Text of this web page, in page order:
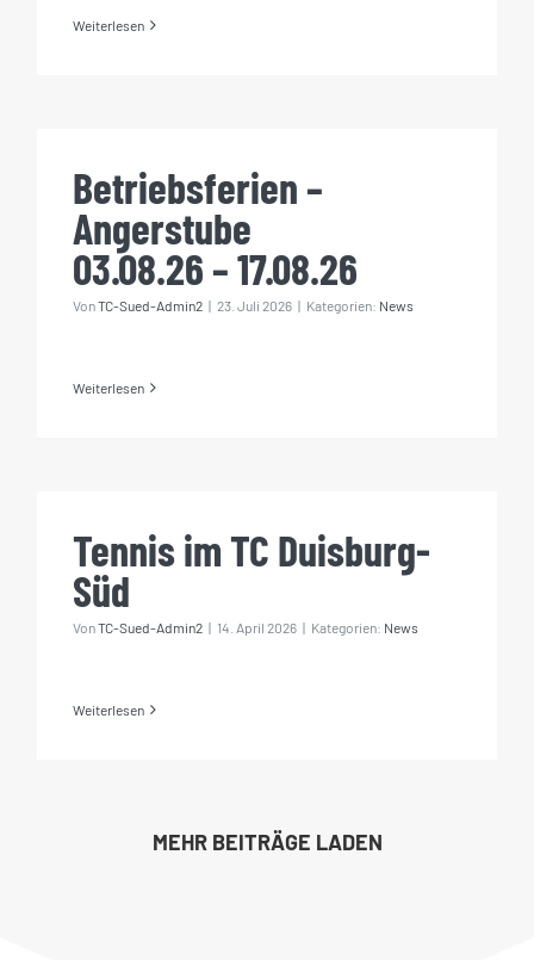
Weiterlesen
Betriebsferien –
Angerstube
03.08.26 – 17.08.26
VonTC-Sued-Admin2 | 23. Juli 2026 | Kategorien: News
Weiterlesen
Tennis im TC Duisburg-
Süd
VonTC-Sued-Admin2 | 14. April 2026 | Kategorien: News
Weiterlesen
MEHR BEITRÄGE LADEN